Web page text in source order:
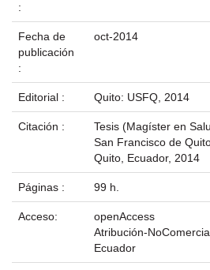
:
Fecha de
publicación
:
oct-2014
Editorial : Quito: USFQ, 2014
Citación :
Tesis (Magíster en
San Francisco de
Quito, Ecuador, 2014
Páginas : 99 h.
Acceso:
openAccess
Atribución-
Ecuador